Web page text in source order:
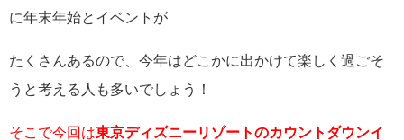
に年末年始とイベントが
たくさんあるので、今年はどこかに出かけて楽しく過ごそ
うと考える人も多いでしょう！
そこで今回は東京ディズニーリゾートのカウントダウンイ